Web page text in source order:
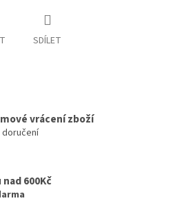
SDÍLET
vrácení zboží
doručení
600Kč